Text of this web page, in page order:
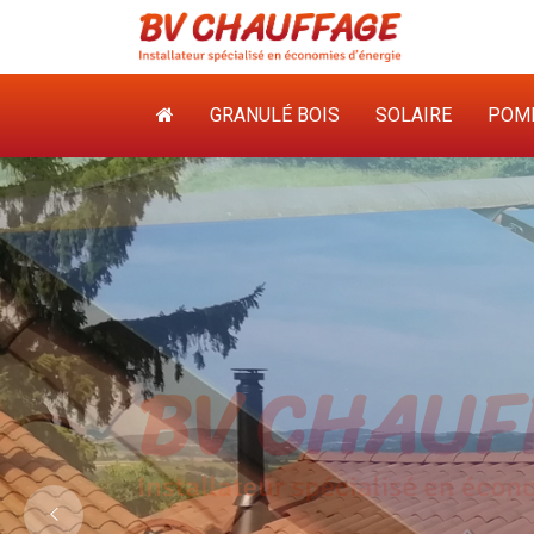
GRANULÉ BOIS SOLAIRE